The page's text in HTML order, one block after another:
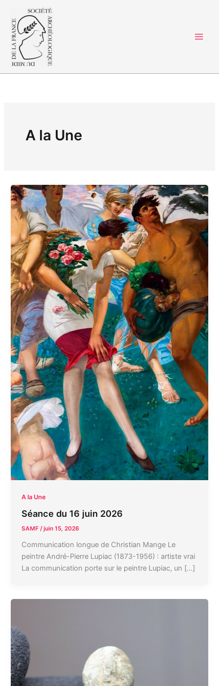
contenu
A la Une
A la Une
Séance du 16 juin 2026
SAMF/juin 15, 2026
Communication longue de Christian Mange Le
peintre André-Pierre Lupiac (1873-1956) : artiste vrai
La communication porte sur le peintre Lupiac, un […]